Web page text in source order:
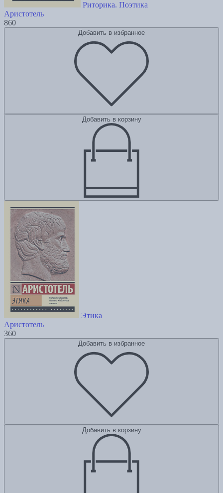
Риторика. Поэтика
Аристотель
860
Добавить в избранное
Добавить в корзину
Этика
Аристотель
360
Добавить в избранное
Добавить в корзину